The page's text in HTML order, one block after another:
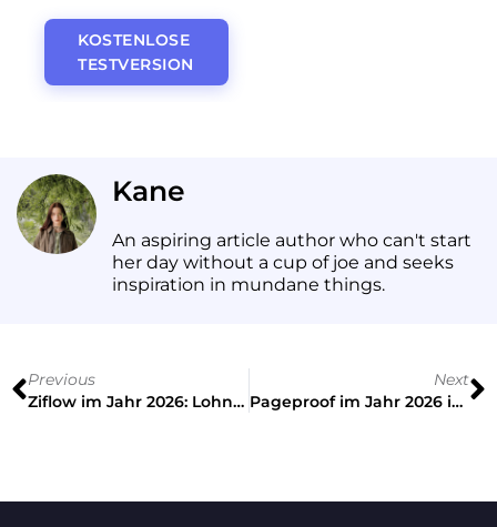
KOSTENLOSE
TESTVERSION
Kane
An aspiring article author who can't start
her day without a cup of joe and seeks
inspiration in mundane things.
Previous
Ziflow im Jahr 2026: Lohnt es sich? (+ Vergleich mit der besten Alternative)
Next
Pageproof im Jahr 2026 im Test: Finden Sie das beste Online-Korrekturlesetool